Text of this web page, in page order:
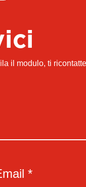
il modulo, ti
*